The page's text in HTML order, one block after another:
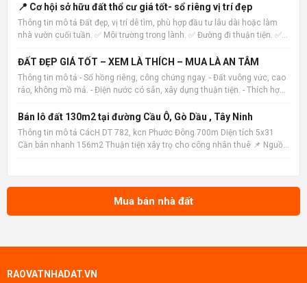
📍 Cơ hội sở hữu đất thổ cư giá tốt- sổ riêng vị trí đẹp
Thông tin mô tả Đất đẹp, vị trí dễ tìm, phù hợp đầu tư lâu dài hoặc làm
nhà vườn cuối tuần. ✅ Môi trường trong lành. ✅ Đường đi thuận tiện. ✅
và vị trí. 📌 Nguồn tin: Muabannhadat
ĐẤT ĐẸP GIÁ TỐT – XEM LÀ THÍCH – MUA LÀ AN TÂM
Thông tin mô tả - Sổ hồng riêng, công chứng ngay. - Đất vuông vức, cao
ráo, không mồ mả. - Điện nước có sẵn, xây dựng thuận tiện. - Thích hợp
Muabannhadat.com &mdash; Sàn rao vặt nhà đất uy tín 🔗
Bán lô đất 130m2 tại đường Cầu Ô, Gò Dầu , Tây Ninh
Thông tin mô tả CácH DT 782, kcn Phước Đông 700m Diện tích 5x31
Cần bán nhanh 156m2 Thuận tiện xây trọ cho công nhân thuê 📌 Nguồn
Mua bán nhà đất
RAOVATNHADAT.VN